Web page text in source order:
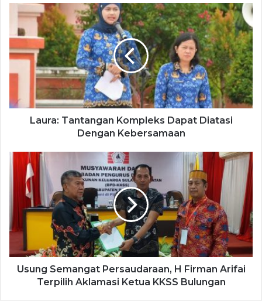
Laura: Tantangan Kompleks Dapat Diatasi
Dengan Kebersamaan
Usung Semangat Persaudaraan, H Firman Arifai
Terpilih Aklamasi Ketua KKSS Bulungan